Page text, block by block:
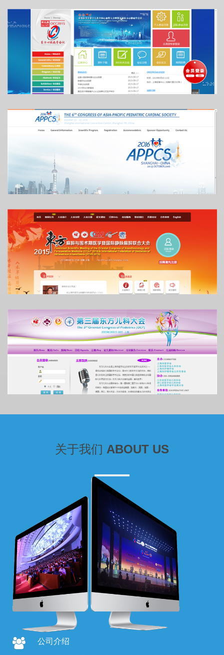
关于我们 ABOUT US
公司介绍